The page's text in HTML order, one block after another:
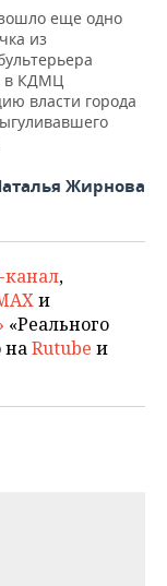
еще одно
из
в КДМЦ
власти города
Жирнова
канал,
и
«Реального
наRutube и